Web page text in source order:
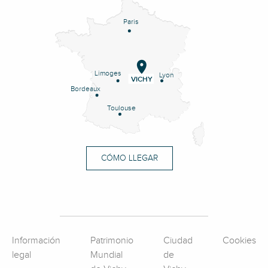
Paris
Lyon
Limoges
Bordeaux
Toulouse
VICHY
CÓMO LLEGAR
Información
legal
Patrimonio
Mundial
Ciudad
de
Cookies